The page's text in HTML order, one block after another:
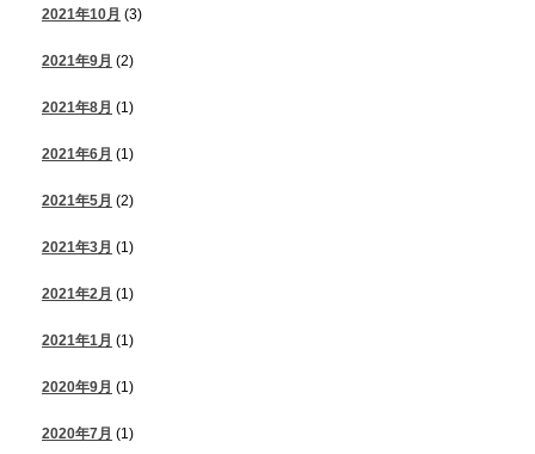
2021年10月 (3)
2021年9月 (2)
2021年8月 (1)
2021年6月 (1)
2021年5月 (2)
2021年3月 (1)
2021年2月 (1)
2021年1月 (1)
2020年9月 (1)
2020年7月 (1)